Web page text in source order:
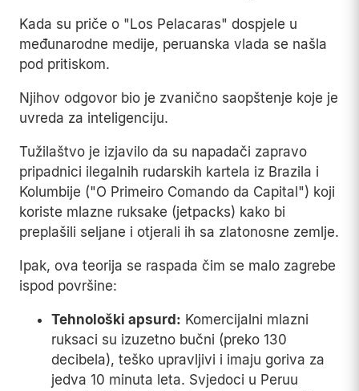
Kada su priče o "Los Pelacaras" dospjele u
međunarodne medije, peruanska vlada se našla
pod pritiskom.
Njihov odgovor bio je zvanično saopštenje koje je
uvreda za inteligenciju.
Tužilaštvo je izjavilo da su napadači zapravo
pripadnici ilegalnih rudarskih kartela iz Brazila i
Kolumbije ("O Primeiro Comando da Capital") koji
koriste mlazne ruksake (jetpacks) kako bi
preplašili seljane i otjerali ih sa zlatonosne zemlje.
Ipak, ova teorija se raspada čim se malo zagrebe
ispod površine:
Tehnološki apsurd: Komercijalni mlazni
ruksaci su izuzetno bučni (preko 130
decibela), teško upravljivi i imaju goriva za
jedva 10 minuta leta. Svjedoci u Peruu